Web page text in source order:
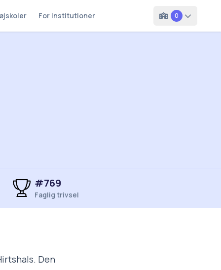
For institutioner 0
#769
Faglig trivsel
Den